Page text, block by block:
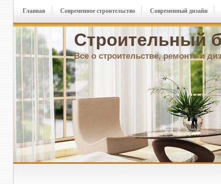
Строительный
Все о строительстве, ремонте и
Главная Современное строительство Современный дизайн